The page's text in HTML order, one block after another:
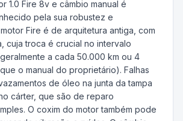
1.0 Fire 8v e câmbio manual é
pela sua robustez e
Fire é de arquitetura antiga, com
cuja troca é crucial no intervalo
a cada 50.000 km ou 4
o manual do proprietário). Falhas
de óleo na junta da tampa
cárter, que são de reparo
O coxim do motor também pode